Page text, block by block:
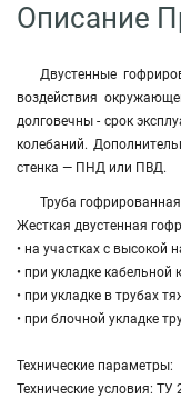
Описание
Двустенные
воздействия
долговечны - срок
колебаний.
стенка — ПНД или ПВД.
Труба
Жесткая двустенная
• на участках с
• при укладке кабельной
• при укладке в трубах
• при блочной укладке
Технические параметры:
Технические условия: